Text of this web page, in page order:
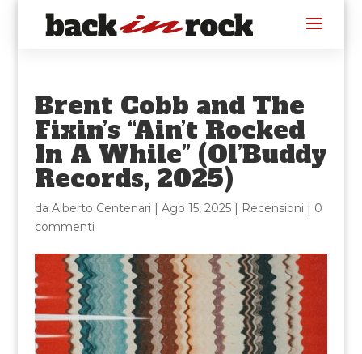
Brent Cobb and The
Fixin’s “Ain’t Rocked
In A While” (Ol’Buddy
Records, 2025)
da Alberto Centenari | Ago 15, 2025| Recensioni | 0
commenti